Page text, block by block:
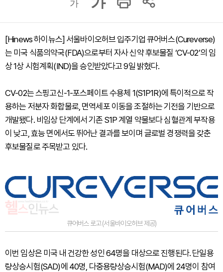
가
[Hinews 하이뉴스] 서울바이오허브 입주기업 큐어버스(Cureverse)
는 미국 식품의약국(FDA)으로부터 자사 신약 후보물질 ‘CV-02’의 임
상 1상 시험계획(IND)을 승인받았다고 9일 밝혔다.
CV-02는 스핑고신-1-포스페이트 수용체 1(S1P1R)에 특이적으로 작
용하는 저분자 화합물로, 면역세포 이동을 조절하는 기전을 기반으로
개발됐다. 비임상 단계에서 기존 S1P 계열 약물보다 심혈관계 부작용
이 낮고, 효능 면에서도 뛰어난 결과를 보이며 글로벌 경쟁력을 갖춘
후보물질로 주목받고 있다.
큐어버스 로고 (서울바이오허브 제공)
이번 임상은 미국 내 건강한 성인 64명을 대상으로 진행된다. 단일용
량상승시험(SAD)에 40명, 다중용량상승시험(MAD)에 24명이 참여